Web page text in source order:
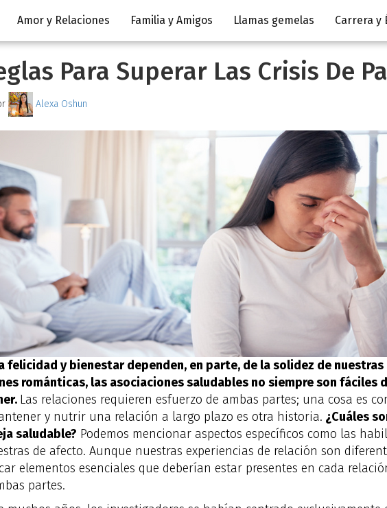
Amor y Relaciones Familia y Amigos Llamas gemelas Carrera y
Para Superar Las Crisis De
Alexa Oshun
felicidad y bienestar dependen, en parte, de la solidez de
románticas, las asociaciones saludables no siempre son fáciles
Las relaciones requieren esfuerzo de ambas partes; una cosa es
y nutrir una relación a largo plazo es otra historia. ¿Cuáles
saludable? Podemos mencionar aspectos específicos como las
de afecto. Aunque nuestras experiencias de relación son
elementos esenciales que deberían estar presentes en cada
partes.